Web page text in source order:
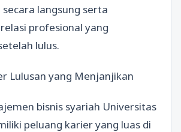
secara langsung serta
profesional yang
lulus.
Lulusan yang Menjanjikan
bisnis syariah Universitas
peluang karier yang luas di